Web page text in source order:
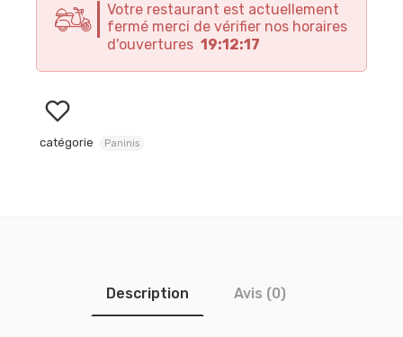
Votre restaurant est actuellement
fermé merci de vérifier nos horaires
d'ouvertures 19:12:17
catégorie Paninis
Description Avis (0)